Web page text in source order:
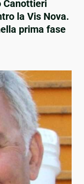
Canottieri
la Vis Nova.
prima fase